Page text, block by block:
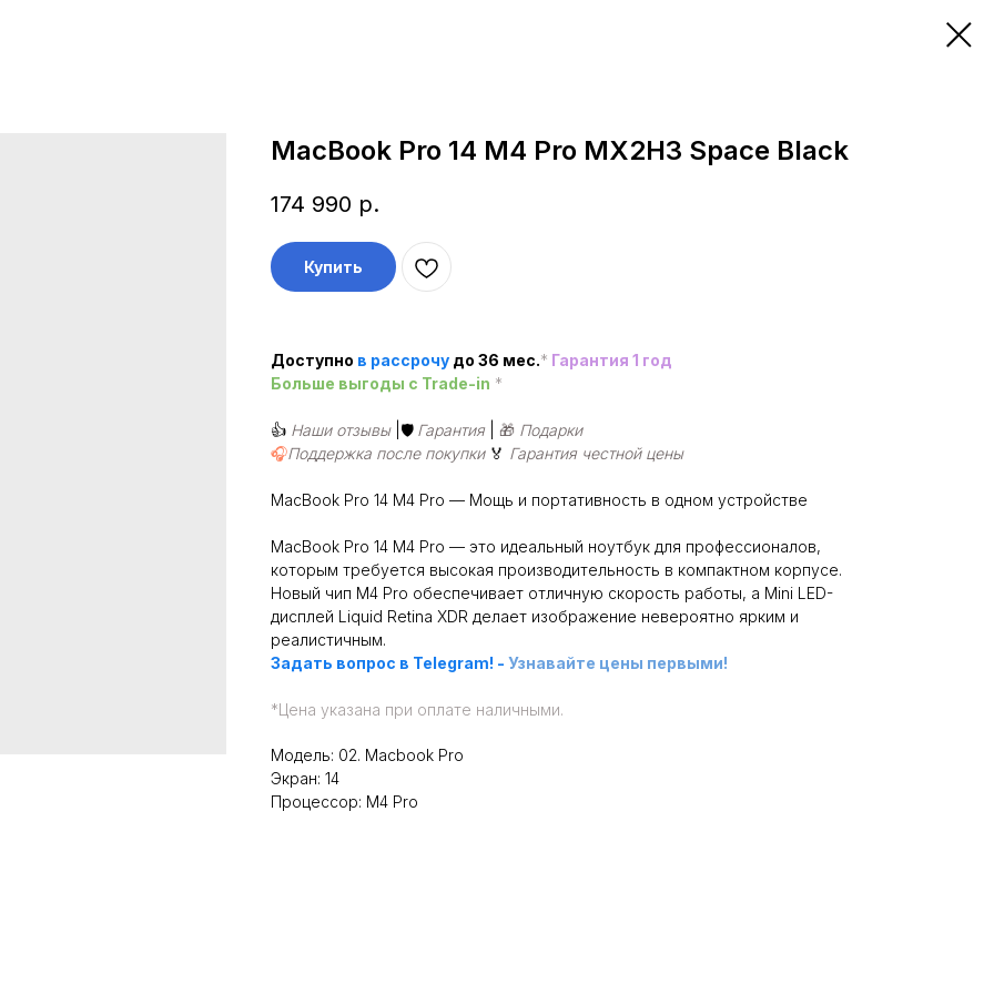
MacBook Pro 14 M4 Pro MX2H3 Space Black
174 990 р.
Купить
Доступно в рассрочу до 36 мес.* Гарантия 1 год
Больше выгоды c Trade-in *
👍 Наши отзывы |🛡️ Гарантия 🎁 Подарки
🎧Поддержка после покупки 🏅 Гарантия честной цены
MacBook Pro 14 M4 Pro — Мощь и портативность в одном устройстве
MacBook Pro 14 M4 Pro — это идеальный ноутбук для профессионалов,
которым требуется высокая производительность в компактном корпусе.
Новый чип M4 Pro обеспечивает отличную скорость работы, а Mini LED-
дисплей Liquid Retina XDR делает изображение невероятно ярким и
реалистичным.
Задать вопрос в Telegram! - Узнавайте цены первыми!
*Цена указана при оплате наличными.
Модель: 02. Macbook Pro
Экран: 14
Процессор: M4 Pro